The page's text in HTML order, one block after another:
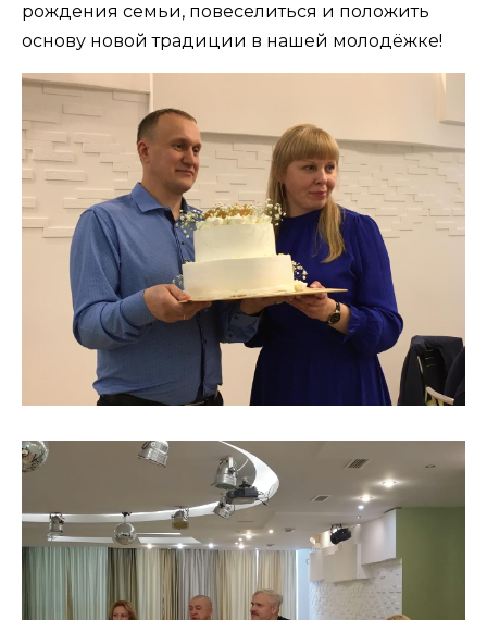
рождения семьи, повеселиться и положить
основу новой традиции в нашей молодёжке!